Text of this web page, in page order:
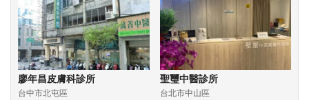
廖年昌皮膚科診所
台中市北屯區
聖璽中醫診所
台北市中山區